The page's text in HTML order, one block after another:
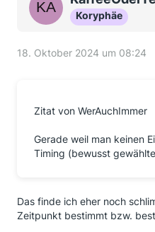
Koryphäe
18. Oktober 2024 um 08:24
Zitat von WerAuchImmer
Gerade weil man keinen
Timing (bewusst
Das finde ich eher noch
Zeitpunkt bestimmt bzw.